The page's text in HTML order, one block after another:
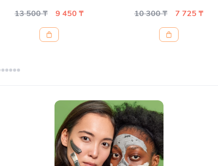
13 500 ₸
9 450 ₸
10 300 ₸
7 725 ₸